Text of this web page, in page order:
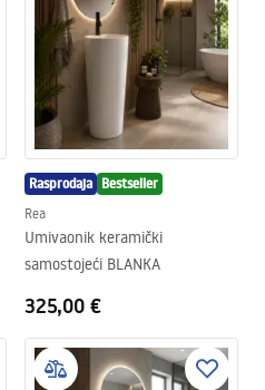
Rasprodaja Bestseller
Rea
Umivaonik keramički
samostojeći BLANKA
325,00 €